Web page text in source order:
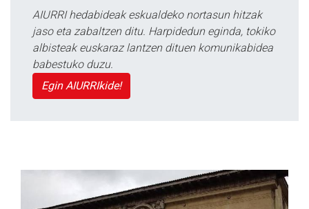
AIURRI hedabideak eskualdeko nortasun hitzak
jaso eta zabaltzen ditu. Harpidedun eginda, tokiko
albisteak euskaraz lantzen dituen komunikabidea
babestuko duzu.
Egin AIURRIkide!